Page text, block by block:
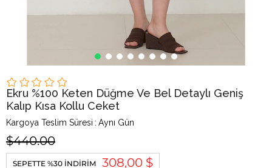
Ekru %100 Keten Düğme Ve Bel Detaylı Geniş
Kalıp Kısa Kollu Ceket
Kargoya Teslim Süresi : Aynı Gün
$440.00
SEPETTE %30 İNDIRIM 308,00 $